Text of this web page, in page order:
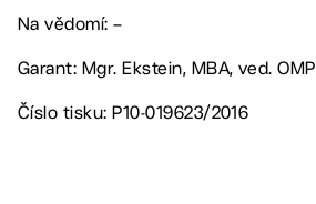
Na vědomí: –
Garant: Mgr. Ekstein, MBA, ved. OMP
Číslo tisku: P10-019623/2016